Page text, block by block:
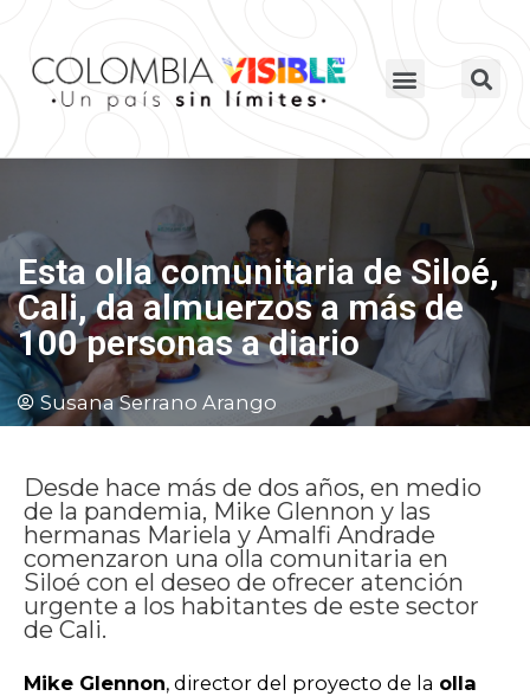
Esta olla comunitaria de Siloé,
Cali, da almuerzos a más de
100 personas a diario
Susana Serrano Arango
Desde hace más de dos años, en medio
de la pandemia, Mike Glennon y las
hermanas Mariela y Amalfi Andrade
comenzaron una olla comunitaria en
Siloé con el deseo de ofrecer atención
urgente a los habitantes de este sector
de Cali.
Mike Glennon, director del proyecto de la olla